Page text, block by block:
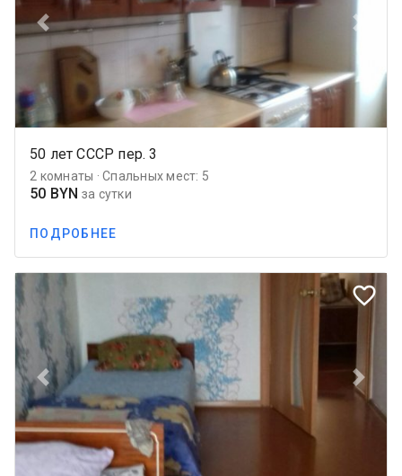
Previous
50 лет СССР пер. 3
2 комнаты · Спальных мест: 5
50 BYN за сутки
ПОДРОБНЕЕ
favorite_border
Previous Next